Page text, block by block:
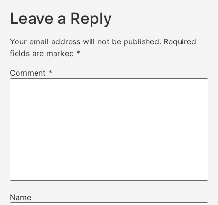
Leave a Reply
Your email address will not be published. Required
fields are marked *
Comment *
Name